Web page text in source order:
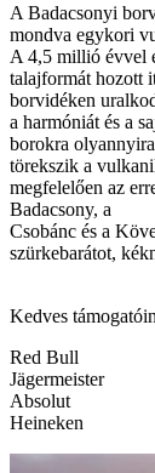
A Badacsonyi
mondva egykori
A 4,5 millió évvel
talajformát hozott
borvidéken
a harmóniát és a
borokra
törekszik a
megfelelően az
Badacsony, a
Csobánc és a
szürkebarátot,
Kedves
Red Bull
Jägermeister
Absolut
Heineken